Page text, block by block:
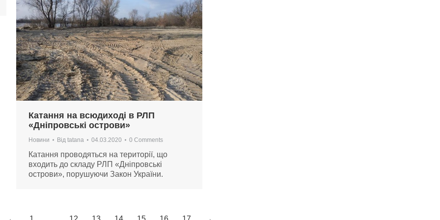
Катання на всюдиході в РЛП
«Дніпровські острови»
Новини Від tatana 04.03.2020 0 Comments
Катання проводяться на території, що
входить до складу РЛП «Дніпровські
острови», порушуючи Закон України.